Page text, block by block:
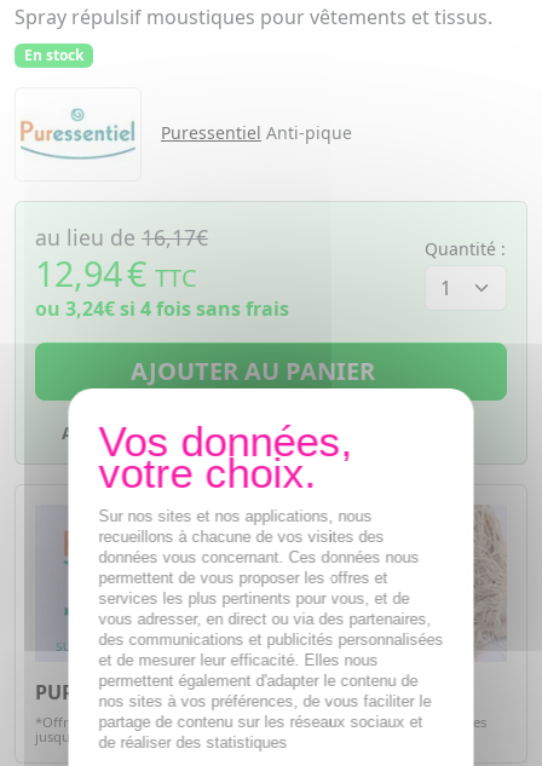
Spray répulsif moustiques pour vêtements et tissus.
En stock
Puressentiel Anti-pique
au lieu de 16,17€
12,94€ TTC
ou 3,24€si 4 fois sans frais
Quantité :
AJOUTER AU PANIER
Ajouter à mes favoris
PURESSENTIEL -20%*
*Offre valable sur articles signalés, dans la limite des stocks disponibles
jusqu'au 31/08/2026.Voir la sélection
Sur nos sites et nos applications, nous
recueillons à chacune de vos visites des
données vous concernant. Ces données nous
permettent de vous proposer les offres et
services les plus pertinents pour vous, et de
vous adresser, en direct ou via des partenaires,
des communications et publicités personnalisées
et de mesurer leur efficacité. Elles nous
permettent également d'adapter le contenu de
nos sites à vos préférences, de vous faciliter le
partage de contenu sur les réseaux sociaux et
de réaliser des statistiques